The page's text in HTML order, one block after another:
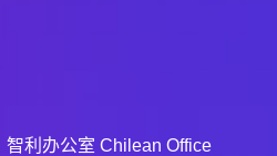
智利办公室 Chilean Office